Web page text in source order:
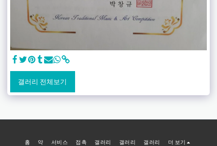
갤러리 전체보기
홈 약 서비스 접촉 갤러리 갤러리 갤러리 더 보기